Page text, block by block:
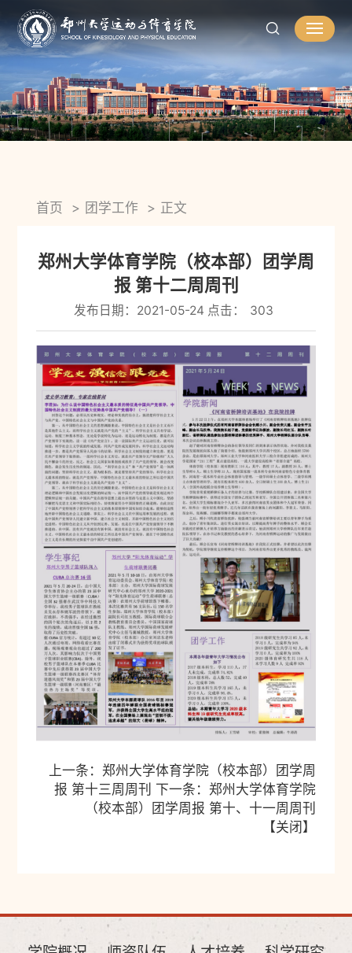
首页 团学工作 正文
郑州大学体育学院（校本部）团学周
报 第十二周周刊
发布日期：2021-05-24 点击： 303
上一条： 郑州大学体育学院（校本部）团学周
报 第十三周周刊 下一条： 郑州大学体育学院
（校本部）团学周报 第十、十一周周刊
【关闭 】